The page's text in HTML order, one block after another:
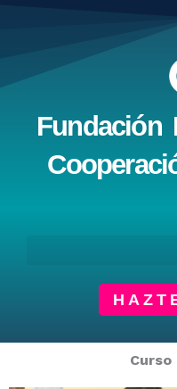
Fundación
Curso